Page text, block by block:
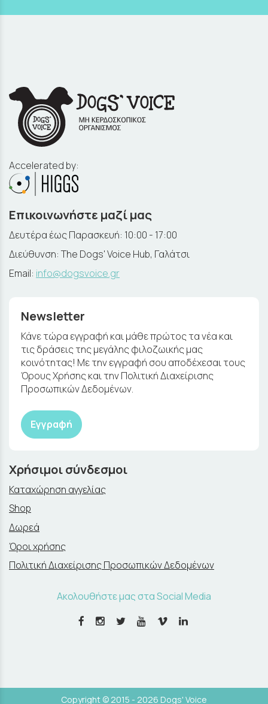
Accelerated by:
Επικοινωνήστε μαζί μας
Δευτέρα έως Παρασκευή: 10:00 - 17:00
Διεύθυνση: The Dogs' Voice Hub, Γαλάτσι
Email: info@dogsvoice.gr
Newsletter
Κάνε τώρα εγγραφή και μάθε πρώτος τα νέα και
τις δράσεις της μεγάλης φιλοζωικής μας
κοινότητας! Με την εγγραφή σου αποδέχεσαι τους
Όρους Χρήσης και την Πολιτική Διαχείρισης
Προσωπικών Δεδομένων.
Εγγραφή
Χρήσιμοι σύνδεσμοι
Καταχώρηση αγγελίας
Shop
Δωρεά
Όροι χρήσης
Πολιτική Διαχείρισης Προσωπικών Δεδομένων
Ακολουθήστε μας στα Social Media
Copyright © 2015 - 2026 Dogs' Voice